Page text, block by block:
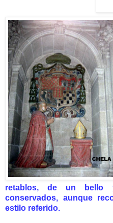
retablos, de un bello
conservados, aunque
estilo referido.